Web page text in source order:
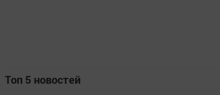
Топ 5 новостей